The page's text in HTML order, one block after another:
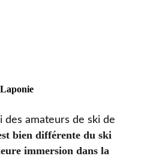
des amateurs de ski de
bien différente du ski
immersion dans la